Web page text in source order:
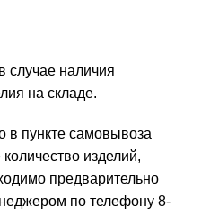
случае наличия
на складе.
пункте самовывоза
изделий,
предварительно
по телефону 8-